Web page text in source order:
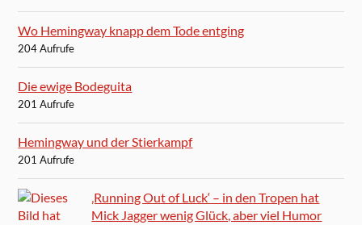
Wo Hemingway knapp dem Tode entging
204 Aufrufe
Die ewige Bodeguita
201 Aufrufe
Hemingway und der Stierkampf
201 Aufrufe
‚Running Out of Luck‘ – in den Tropen hat
Mick Jagger wenig Glück, aber viel Humor